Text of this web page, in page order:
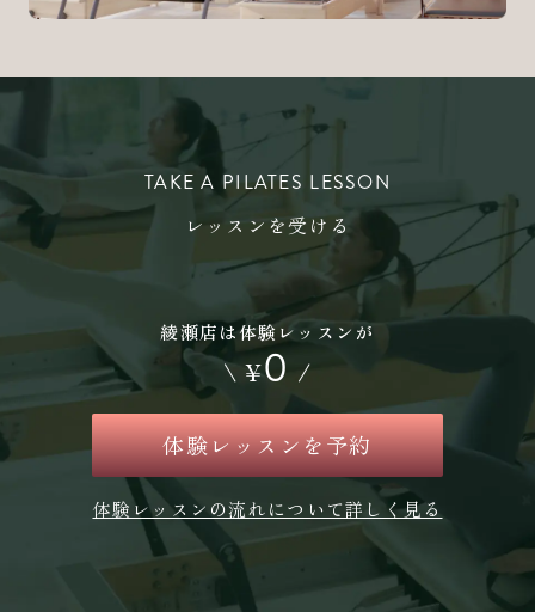
TAKE A PILATES LESSON
レッスンを受ける
綾瀬店は体験レッスンが
\¥0 /
体験レッスンを予約
体験レッスンの流れについて詳しく見る